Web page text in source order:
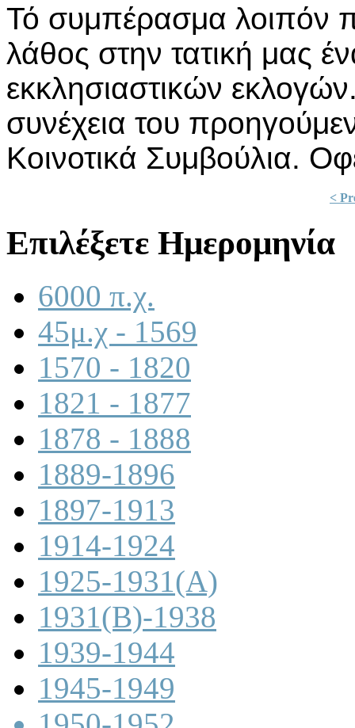
Τό συμπέρασμα λοιπόν
λάθος στην τατική μας
εκκλησιαστικών
συνέχεια του
Κοινοτικά Συμβούλια.
<
Επιλέξετε Ημερομηνία
6000 π.χ.
45μ.χ - 1569
1570 - 1820
1821 - 1877
1878 - 1888
1889-1896
1897-1913
1914-1924
1925-1931(A)
1931(B)-1938
1939-1944
1945-1949